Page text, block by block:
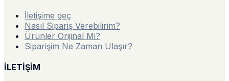
İletişime geç
Nasıl Sipariş Verebilirim?
Ürünler Orijinal Mi?
Siparişim Ne Zaman Ulaşır?
İLETİŞİM